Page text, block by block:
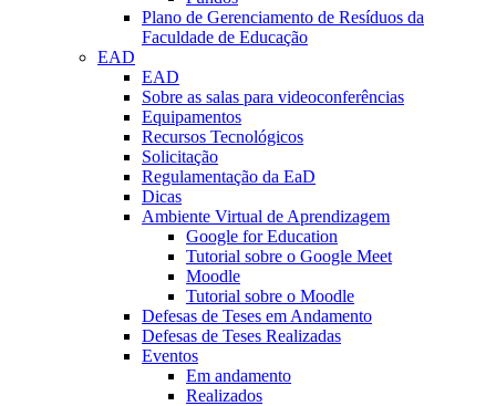
Plano de Gerenciamento de Resíduos da
Faculdade de Educação
EAD
EAD
Sobre as salas para videoconferências
Equipamentos
Recursos Tecnológicos
Solicitação
Regulamentação da EaD
Dicas
Ambiente Virtual de Aprendizagem
Google for Education
Tutorial sobre o Google Meet
Moodle
Tutorial sobre o Moodle
Defesas de Teses em Andamento
Defesas de Teses Realizadas
Eventos
Em andamento
Realizados